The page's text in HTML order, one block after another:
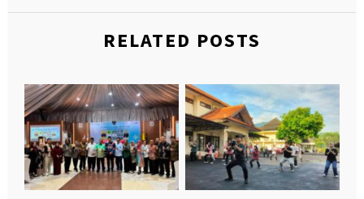
RELATED POSTS